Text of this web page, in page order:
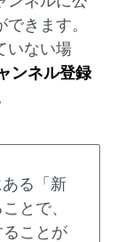
きます。
いない場
ンネル登録
る「新
とで、
ことが